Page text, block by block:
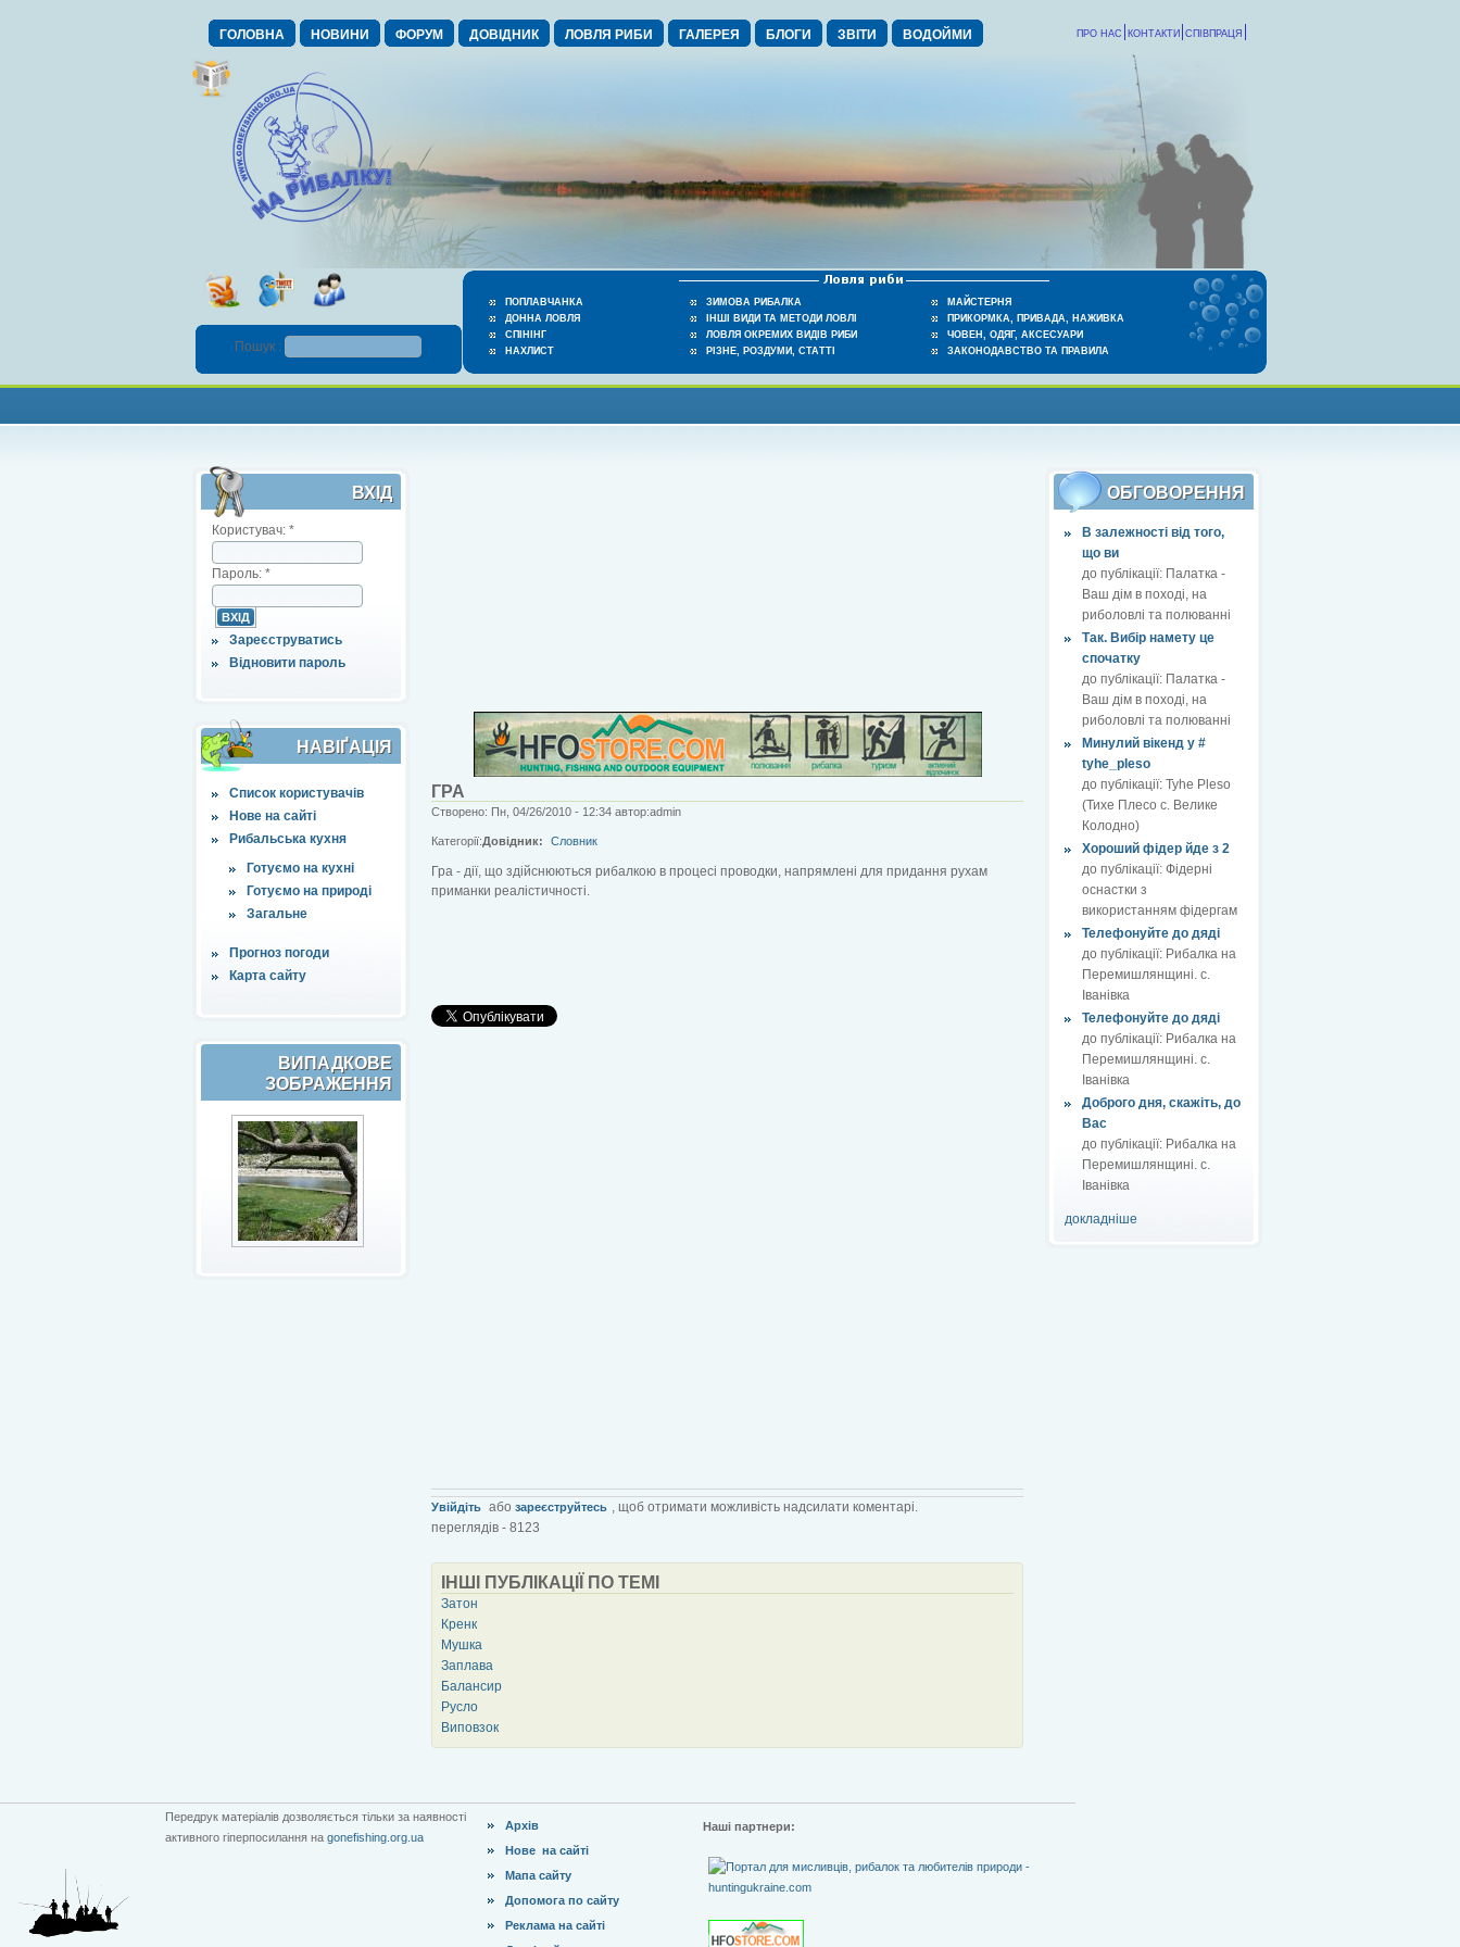
ГОЛОВНА НОВИНИ ФОРУМ ДОВІДНИК ЛОВЛЯ РИБИ ГАЛЕРЕЯ БЛОГИ ЗВІТИ ВОДОЙМИ СПІВПРАЦЯ
КОНТАКТИ
ПРО НАС
ПОПЛАВЧАНКА
ДОННА ЛОВЛЯ
СПІНІНГ
НАХЛИСТ
ЗИМОВА РИБАЛКА
ІНШІ ВИДИ ТА МЕТОДИ ЛОВЛІ
ЛОВЛЯ ОКРЕМИХ ВИДІВ РИБИ
РІЗНЕ, РОЗДУМИ, СТАТТІ
МАЙСТЕРНЯ
ПРИКОРМКА, ПРИВАДА, НАЖИВКА
ЧОВЕН, ОДЯГ, АКСЕСУАРИ
ЗАКОНОДАВСТВО ТА ПРАВИЛА
Пошук :
ВХІД
Користувач: *
Пароль: *
Зареєструватись
Відновити пароль
НАВІҐАЦІЯ
Список користувачів
Нове на сайті
Рибальська кухня
Готуємо на кухні
Готуємо на природі
Загальне
Прогноз погоди
Карта сайту
ВИПАДКОВЕ
ЗОБРАЖЕННЯ
ОБГОВОРЕННЯ
В залежності від того,
що ви
до публікації: Палатка -
Ваш дім в поході, на
риболовлі та полюванні
Так. Вибір намету це
спочатку
до публікації: Палатка -
Ваш дім в поході, на
риболовлі та полюванні
Минулий вікенд у #
tyhe_pleso
до публікації: Tyhe Pleso
(Тихе Плесо с. Велике
Колодно)
Хороший фідер йде з 2
до публікації: Фідерні
оснастки з
використанням фідергам
Телефонуйте до дяді
до публікації: Рибалка на
Перемишлянщині. с.
Іванівка
Телефонуйте до дяді
до публікації: Рибалка на
Перемишлянщині. с.
Іванівка
Доброго дня, скажіть, до
Вас
до публікації: Рибалка на
Перемишлянщині. с.
Іванівка
докладніше
ГРА
Створено: Пн, 04/26/2010 - 12:34 автор:admin
Категорії:Довідник: Словник
Гра - дії, що здійснюються рибалкою в процесі проводки, напрямлені для придання рухам
приманки реалістичності.
Увійдіть або зареєструйтесь , щоб отримати можливість надсилати коментарі.
переглядів - 8123
ІНШІ ПУБЛІКАЦІЇ ПО ТЕМІ
Затон
Кренк
Мушка
Заплава
Балансир
Русло
Виповзок
Передрук матеріалів дозволяється тільки за наявності
активного гіперпосилання на gonefishing.org.ua
Архів
Нове на сайті
Мапа сайту
Допомога по сайту
Реклама на сайті
Наші партнери: